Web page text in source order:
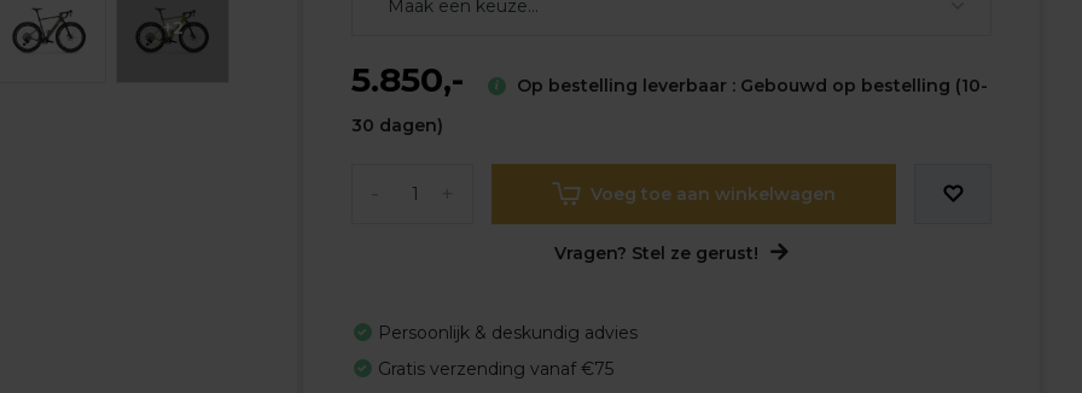
+2
5.850,-
Op bestelling leverbaar : Gebouwd op bestelling (10-
30 dagen)
Voeg toe aan winkelwagen
Vragen? Stel ze gerust!
Persoonlijk & deskundig advies
Gratis verzending vanaf €75